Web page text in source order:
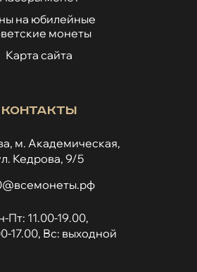
на юбилейные
монеты
Карта сайта
Контакты
м. Академическая,
Кедрова, 9/5
Пт: 11.00-19.00,
17.00, Вс: выходной